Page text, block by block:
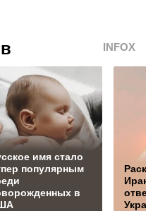
INFOX
имя стало
популярным
в
Иран